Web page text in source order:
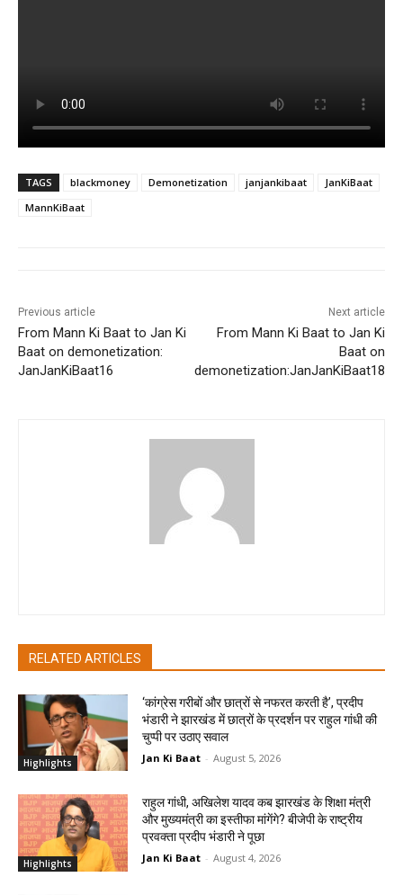
TAGS blackmoney Demonetization janjankibaat
JanKiBaat
MannKiBaat
Previous article
From Mann Ki Baat to Jan Ki
Baat on demonetization:
JanJanKiBaat16
Next article
From Mann Ki Baat to Jan Ki
Baat on
demonetization:JanJanKiBaat18
RELATED ARTICLES
Highlights
‘कांग्रेस गरीबों और छात्रों से नफरत करती है’, प्रदीप
भंडारी ने झारखंड में छात्रों के प्रदर्शन पर राहुल गांधी की
चुप्पी पर उठाए सवाल
Jan Ki Baat - August 5, 2026
Highlights
राहुल गांधी, अखिलेश यादव कब झारखंड के शिक्षा मंत्री
और मुख्यमंत्री का इस्तीफा मांगेंगे? बीजेपी के राष्ट्रीय
प्रवक्ता प्रदीप भंडारी ने पूछा
Jan Ki Baat - August 4, 2026